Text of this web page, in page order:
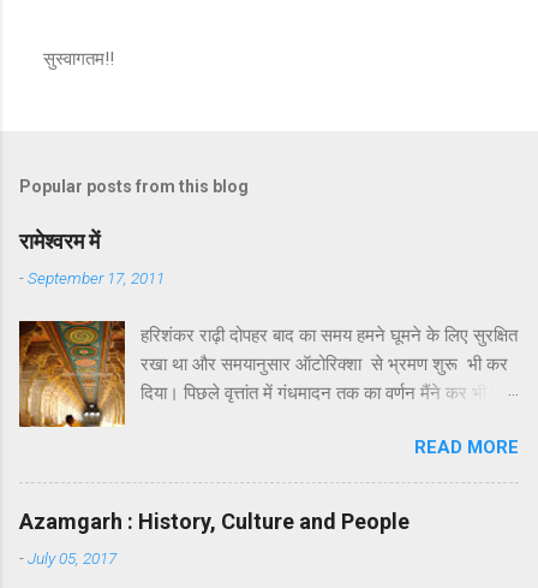
C
m
m
e
t
सुस्वागतम!!
Popular posts from this blog
रामेश्वरम में
-September 17, 2011
हरिशंकर राढ़ी दोपहर बाद का समय हमने घूमने के लिए सुरक्षित
रखा था और समयानुसार ऑटोरिक्शा से भ्रमण शुरू भी कर
दिया। पिछले वृत्तांत में गंधमादन तक का वर्णन मैंने कर भी दिया
दर्शनीय है उसमें लक्ष्मण तीर्थ और सीताकुंड प्रमुख हैं।
सौन्दर्य या भव्यता की दृष्टि से इसमें कुछ खास नहीं है। इनका
पौराणिक महत्त्व अवश्य है । कहा जाता है कि रावण का वध
करने के पश्चात् जब श्रीराम अयोध्या वापस लौट रहे थे तो
READ MORE
Azamgarh : History, Culture and People
-July 05, 2017